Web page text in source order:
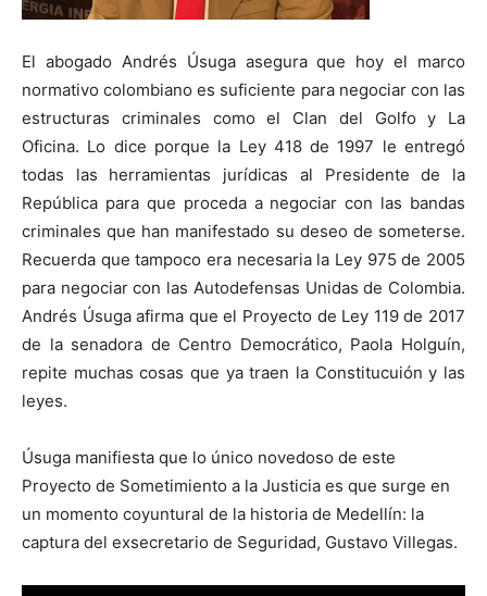
El abogado Andrés Úsuga asegura que hoy el marco
normativo colombiano es suficiente para negociar con las
estructuras criminales como el Clan del Golfo y La
Oficina. Lo dice porque la Ley 418 de 1997 le entregó
todas las herramientas jurídicas al Presidente de la
República para que proceda a negociar con las bandas
criminales que han manifestado su deseo de someterse.
Recuerda que tampoco era necesaria la Ley 975 de 2005
para negociar con las Autodefensas Unidas de Colombia.
Andrés Úsuga afirma que el Proyecto de Ley 119 de 2017
de la senadora de Centro Democrático, Paola Holguín,
repite muchas cosas que ya traen la Constitucuión y las
leyes.
Úsuga manifiesta que lo único novedoso de este
Proyecto de Sometimiento a la Justicia es que surge en
un momento coyuntural de la historia de Medellín: la
captura del exsecretario de Seguridad, Gustavo Villegas.